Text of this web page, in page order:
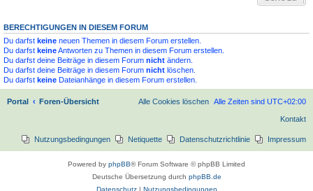
BERECHTIGUNGEN IN DIESEM FORUM
Du darfst keine neuen Themen in diesem Forum erstellen.
Du darfst keineAntworten zu Themen in diesem Forum erstellen.
Du darfst deine Beiträge in diesem Forum nicht ändern.
Du darfst deine Beiträge in diesem Forum nicht löschen.
Du darfst keine Dateianhänge in diesem Forum erstellen.
Portal Foren-Übersicht Alle Zeiten sind UTC+02:00
Alle Cookies löschen
Kontakt
Impressum
Datenschutzrichtlinie
Netiquette
Nutzungsbedingungen
Powered by phpBB® Forum Software © phpBB Limited
Deutsche Übersetzung durch phpBB.de
Datenschutz| Nutzungsbedingungen